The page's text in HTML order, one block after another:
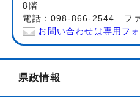
8階
電話：098-866-2544 フ
お問い合わせは専用フ
県政情報